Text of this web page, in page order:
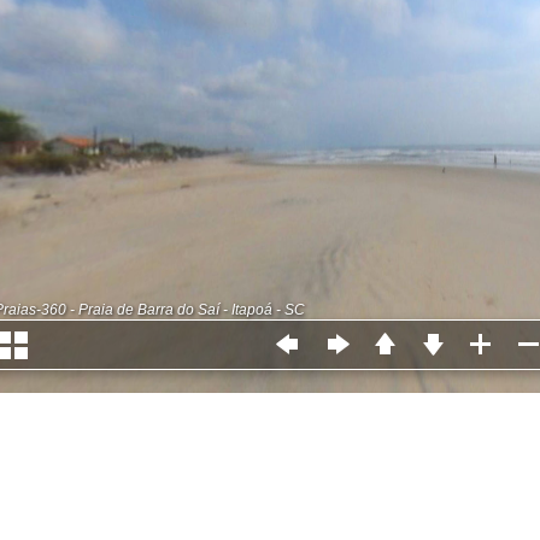
360 - Praia de Barra do Saí - Itapoá - SC